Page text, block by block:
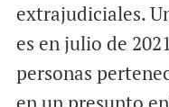
extrajudiciales.
es en julio de
personas